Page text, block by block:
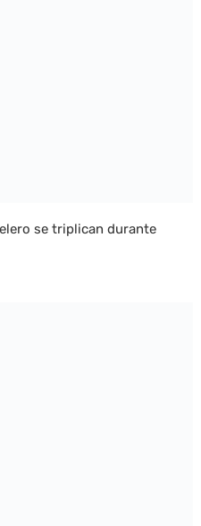
se triplican durante